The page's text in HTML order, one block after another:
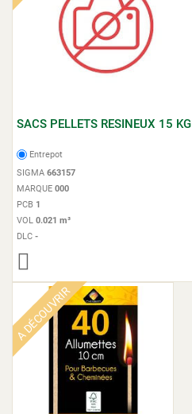
SACS PELLETS RESINEUX 15 KG
Entrepot
SIGMA 663157
MARQUE 000
PCB 1
VOL 0.021 m³
DLC -
A DÉCOUVRIR